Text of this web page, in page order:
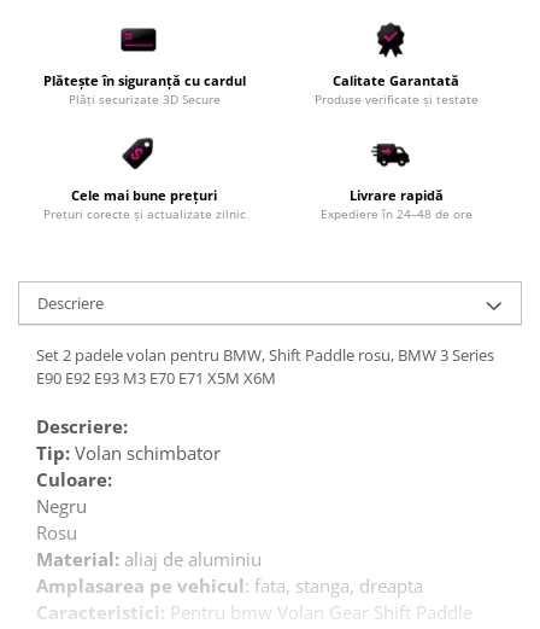
Plătește în siguranță cu cardul
Plăți securizate 3D Secure
Calitate Garantată
Produse verificate și testate
Cele mai bune prețuri
Prețuri corecte și actualizate zilnic
Livrare rapidă
Expediere în 24–48 de ore
Descriere
Set 2 padele volan pentru BMW, Shift Paddle rosu, BMW 3 Series
E90 E92 E93 M3 E70 E71 X5M X6M
Descriere:
Tip: Volan schimbator
Culoare:
Negru
Rosu
Material: aliaj de aluminiu
Amplasarea pe vehicul: fata, stanga, dreapta
Caracteristici: Pentru bmw Volan Gear Shift Paddle